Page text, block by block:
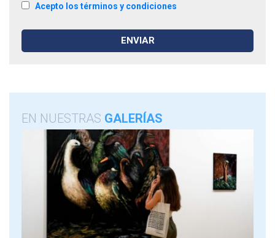
Acepto los términos y condiciones
EN NUESTRAS GALERÍAS